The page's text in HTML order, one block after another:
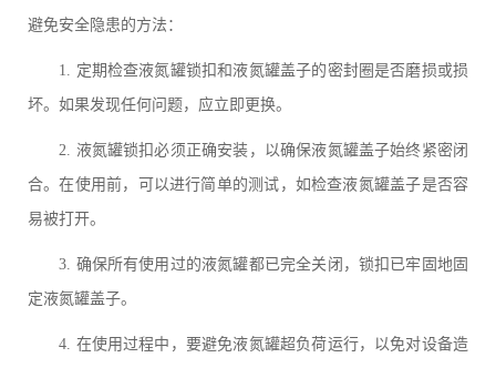
避免安全隐患的方法：
1. 定期检查液氮罐锁扣和液氮罐盖子的密封圈是否磨损或损
坏。如果发现任何问题，应立即更换。
2. 液氮罐锁扣必须正确安装，以确保液氮罐盖子始终紧密闭
合。在使用前，可以进行简单的测试，如检查液氮罐盖子是否容
易被打开。
3. 确保所有使用过的液氮罐都已完全关闭，锁扣已牢固地固
定液氮罐盖子。
4. 在使用过程中，要避免液氮罐超负荷运行，以免对设备造